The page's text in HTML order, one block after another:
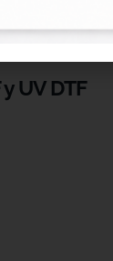
UV DTF